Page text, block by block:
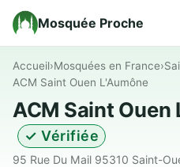
Mosquée Proche
Accueil›Mosquées en France›
ACM Saint Ouen L'Aumône
ACM Saint Ouen
✓ Vérifiée
95 Rue Du Mail 95310 Saint-